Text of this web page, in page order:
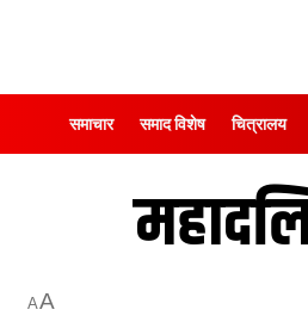
समाचार समाद विशेष चित्रालय
AA